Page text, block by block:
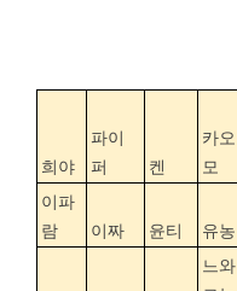
희야
파이
퍼
켄
카오
모
이파
람
이짜 윤티 유농
느와